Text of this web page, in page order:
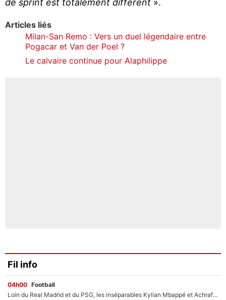
de sprint est totalement différent ».
Articles liés
Milan-San Remo : Vers un duel légendaire entre
Pogacar et Van der Poel ?
Le calvaire continue pour Alaphilippe
Fil info
04h00 Football
Loin du Real Madrid et du PSG, les inséparables Kylian Mbappé et Achraf Hakimi changent d'équipe le temps d'une journée !